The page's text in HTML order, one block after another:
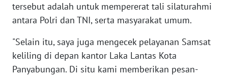
tersebut adalah untuk mempererat tali silaturahmi
antara Polri dan TNI, serta masyarakat umum.
"Selain itu, saya juga mengecek pelayanan Samsat
keliling di depan kantor Laka Lantas Kota
Panyabungan. Di situ kami memberikan pesan-
WN
SERAMBI
WN
JAMBI